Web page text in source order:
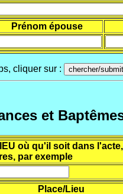
Prénom épouse
cliquer sur :
et
où qu'il soit dans l'acte,
par exemple
Place/Lieu